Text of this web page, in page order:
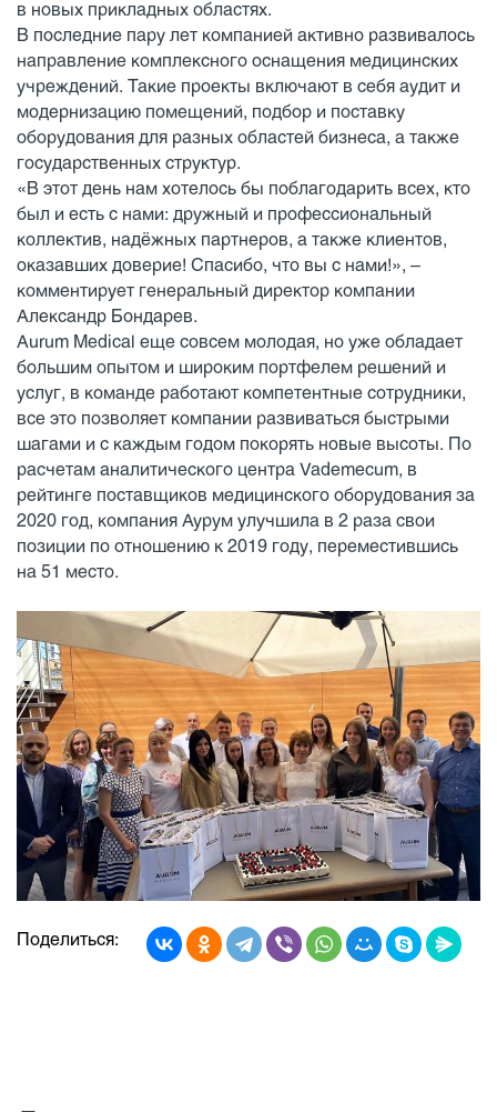
в новых прикладных областях.
В последние пару лет компанией активно развивалось
направление комплексного оснащения медицинских
учреждений. Такие проекты включают в себя аудит и
модернизацию помещений, подбор и поставку
оборудования для разных областей бизнеса, а также
государственных структур.
«В этот день нам хотелось бы поблагодарить всех, кто
был и есть с нами: дружный и профессиональный
коллектив, надёжных партнеров, а также клиентов,
оказавших доверие! Спасибо, что вы с нами!», –
комментирует генеральный директор компании
Александр Бондарев.
Aurum Medical еще совсем молодая, но уже обладает
большим опытом и широким портфелем решений и
услуг, в команде работают компетентные сотрудники,
все это позволяет компании развиваться быстрыми
шагами и с каждым годом покорять новые высоты. По
расчетам аналитического центра Vademecum, в
рейтинге поставщиков медицинского оборудования за
2020 год, компания Аурум улучшила в 2 раза свои
позиции по отношению к 2019 году, переместившись
на 51 место.
Поделиться: